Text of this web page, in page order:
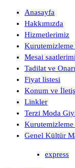
Anasayfa
Hakkımızda
Hizmetlerimiz
Mesai
Tadilat ve
Fiyat listesi
Konum ve
Linkler
Terzi Moda
Kurutemizleme
Genel Kültür
express